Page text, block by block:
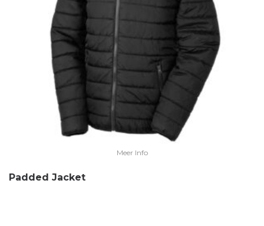
Meer Info
Padded Jacket